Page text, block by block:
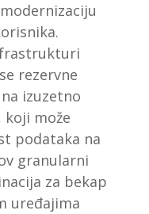
rezervne
izuzetno
koji može
podataka na
granularni
za bekap
uređajima